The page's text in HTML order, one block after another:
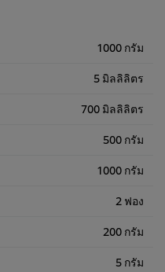
1000 กรัม
5 มิลลิลิตร
700 มิลลิลิตร
500 กรัม
1000 กรัม
2 ฟอง
200 กรัม
5 กรัม